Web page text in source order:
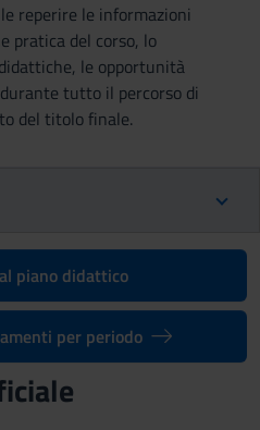
reperire le informazioni
pratica del corso, lo
le opportunità
tutto il percorso di
del titolo finale.
piano didattico
per periodo